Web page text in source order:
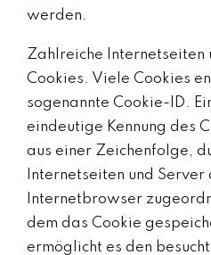
werden.
Zahlreiche Internetseiten
Cookies. Viele Cookies
sogenannte Cookie-ID.
eindeutige Kennung des
aus einer Zeichenfolge,
Internetseiten und Server
Internetbrowser
dem das Cookie
ermöglicht es den